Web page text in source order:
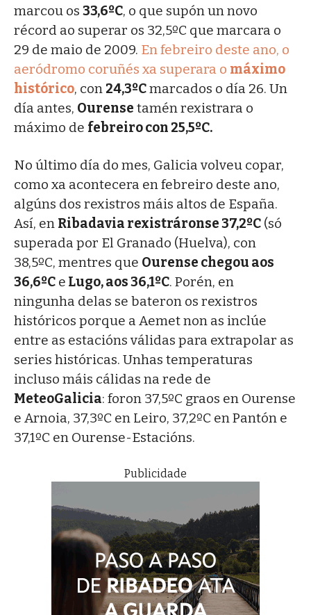
marcou os 33,6ºC, o que supón un novo
récord ao superar os 32,5ºC que marcara o
29 de maio de 2009. En febreiro deste ano, o
aeródromo coruñés xa superara o máximo
histórico, con 24,3ºCmarcados o día 26. Un
día antes, Ourense tamén rexistrara o
máximo de febreiro con 25,5ºC.
No último día do mes, Galicia volveu copar,
como xa acontecera en febreiro deste ano,
algúns dos rexistros máis altos de España.
Así, en Ribadavia rexistráronse 37,2ºC (só
superada por El Granado (Huelva), con
38,5ºC, mentres que Ourense chegou aos
36,6ºC e Lugo, aos 36,1ºC. Porén, en
ningunha delas se bateron os rexistros
históricos porque a Aemet non as inclúe
entre as estacións válidas para extrapolar as
series históricas. Unhas temperaturas
incluso máis cálidas na rede de
MeteoGalicia: foron 37,5ºC graos en Ourense
e Arnoia, 37,3ºC en Leiro, 37,2ºC en Pantón e
37,1ºC en Ourense-Estacións.
Publicidade